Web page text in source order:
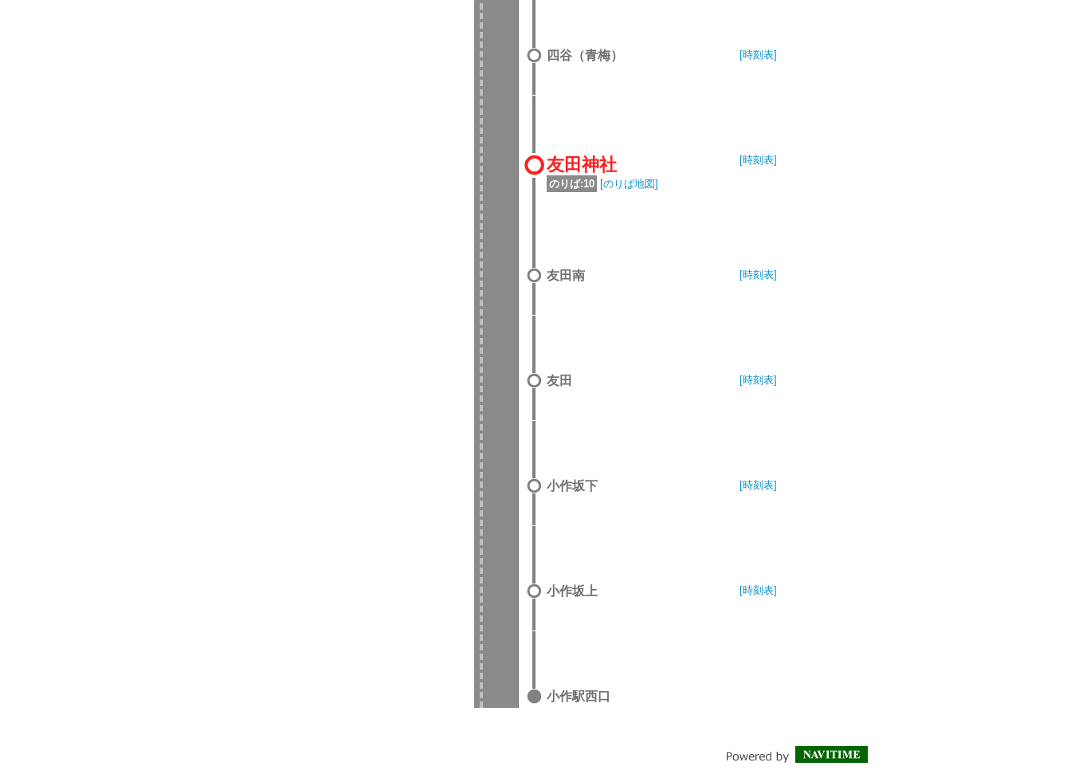
四谷（青梅） [時刻表]
友田神社
のりば:10 [のりば地図]
[時刻表]
友田南 [時刻表]
友田 [時刻表]
小作坂下 [時刻表]
小作坂上 [時刻表]
小作駅西口